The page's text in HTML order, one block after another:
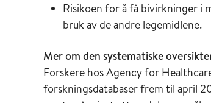
Risikoen for å få bivirkninger i
bruk av de andre legemidlene.
Mer om den systematiske
Forskere hos Agency for
forskningsdatabaser frem til april